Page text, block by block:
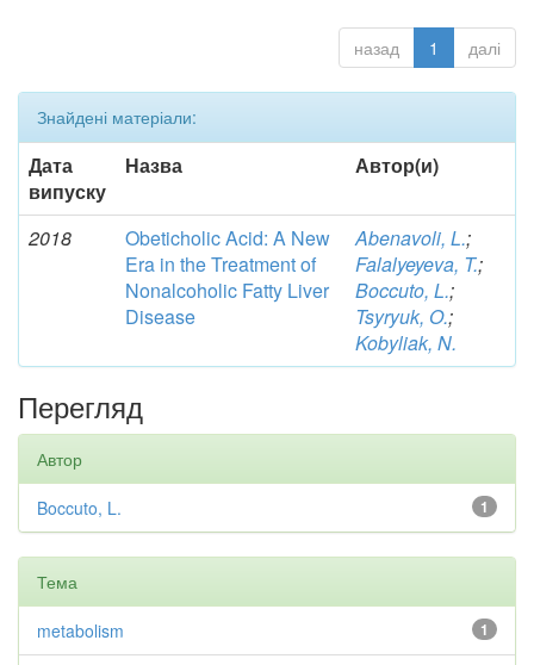
назад 1 далі
Знайдені матеріали:
Дата
випуску
Назва Автор(и)
2018
Obeticholic Acid: A New
Era in the Treatment of
Nonalcoholic Fatty Liver
Disease
Abenavoli, L.;
Falalyeyeva, T.;
Boccuto, L.;
Tsyryuk, O.;
Kobyliak, N.
Перегляд
Автор
1
Boccuto, L.
Тема
1
metabolism